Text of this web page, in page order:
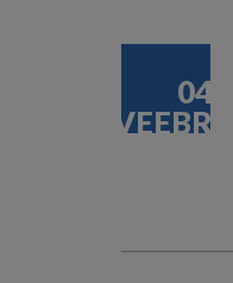
04
VEEBR